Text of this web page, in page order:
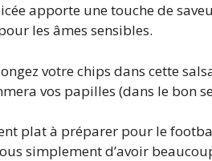
apporte une touche de
les âmes sensibles.
votre chips dans cette
vos papilles (dans le bon
plat à préparer pour le
simplement d’avoir